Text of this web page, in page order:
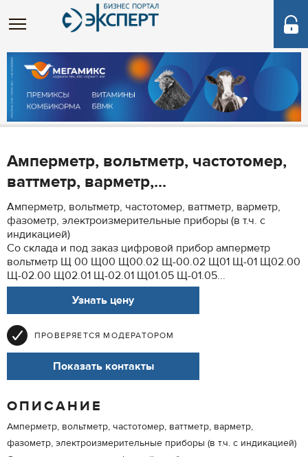
Амперметр, вольтметр, частотомер,
ваттметр, варметр,...
Амперметр, вольтметр, частотомер, ваттметр, варметр,
фазометр, электроизмерительные приборы (в т.ч. с
индикацией)
Со склада и под заказ цифровой прибор амперметр
вольтметр Щ 00 Щ00 Щ00.02 Щ-00.02 Щ01 Щ-01 Щ02.00
Щ-02.00 Щ02.01 Щ-02.01 Щ01.05 Щ-01.05...
Узнать цену
ПРОВЕРЯЕТСЯ МОДЕРАТОРОМ
Показать контакты
ОПИСАНИЕ
Амперметр, вольтметр, частотомер, ваттметр, варметр,
фазометр, электроизмерительные приборы (в т.ч. с индикацией)